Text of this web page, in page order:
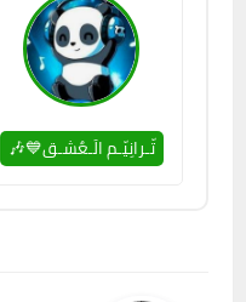
تّـرانِيّـم الَـعٌشـق💙🎶